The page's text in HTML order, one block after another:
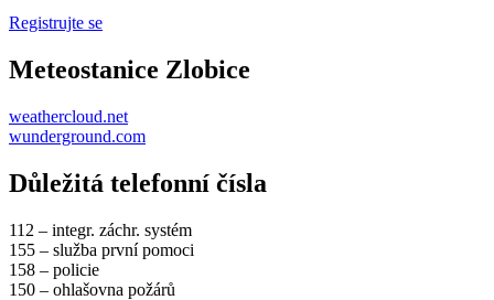
Registrujte se
Meteostanice Zlobice
weathercloud.net
wunderground.com
Důležitá telefonní čísla
112 – integr. záchr. systém
155 – služba první pomoci
158 – policie
150 – ohlašovna požárů